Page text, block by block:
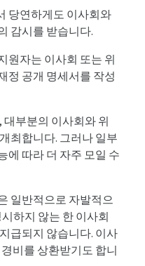
당연하게도 이사회와
감시를 받습니다.
원자는 이사회 또는 위
정 공개 명세서를 작성
부분의 이사회와 위
최합니다. 그러나 일부
에 따라 더 자주 모일 수
일반적으로 자발적으
하지 않는 한 이사회
급되지 않습니다. 이사
비를 상환받기도 합니